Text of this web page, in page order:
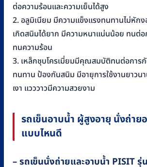
ต่อความร้อนและความเย็นได้สูง
2. อลูมิเนียม มีความแข็งแรงทนทานไม่หัก
เกิดสนิมได้ยาก มีความหนาแน่นน้อย ทนต่อ
ทนความร้อน
3. เหล็กชุบโครเมี่ยมมีคุณสมบัติทนต่อการ
ทนทาน ป้องกันสนิม มีอายุการใช้งานยาวน
เงา แวววาวมีความสวยงาม
รถเข็นอาบน้ำ ผู้สูงอายุ นั่งถ่าย
แบบไหนดี
– รถเข็นนั่งถ่ายและอาบน้ำ PISIT รุ่